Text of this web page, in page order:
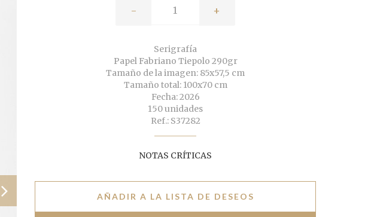
- +
Serigrafía
Papel Fabriano Tiepolo 290gr
Tamaño de la imagen: 85x57,5 cm
Tamaño total: 100x70 cm
Fecha: 2026
150 unidades
Ref.: S37282
NOTAS CRÍTICAS
AÑADIR A LA LISTA DE DESEOS